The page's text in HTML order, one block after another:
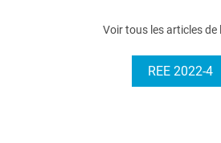
Voir tous les articles de
REE 2022-4